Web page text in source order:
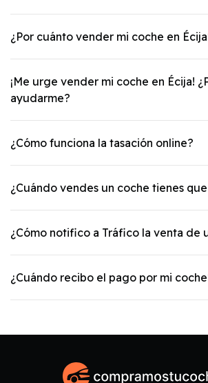
¿Por cuánto vender mi coche en Écija
¡Me urge vender mi coche en Écija!
ayudarme?
¿Cómo funciona la tasación online?
¿Cuándo vendes un coche tienes
¿Cómo notifico a Tráfico la venta de
¿Cuándo recibo el pago por mi